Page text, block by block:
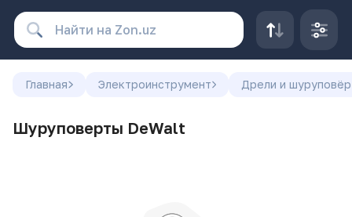
Главная Электроинструмент Дрели и
Шуруповерты DeWalt